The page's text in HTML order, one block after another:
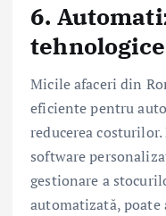
6.
Micile afaceri din
eficiente pentru
reducerea
software
gestionare a
automatizată, poate